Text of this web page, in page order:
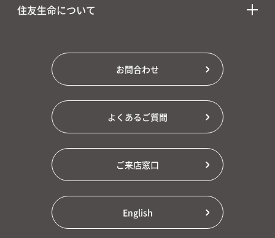
住友生命について
お問合わせ
よくあるご質問
ご来店窓口
English